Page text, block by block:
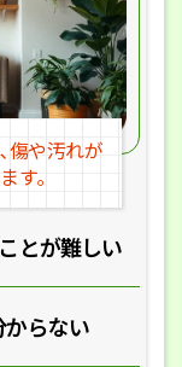
とが難しい
からない
傷や汚れが
す｡